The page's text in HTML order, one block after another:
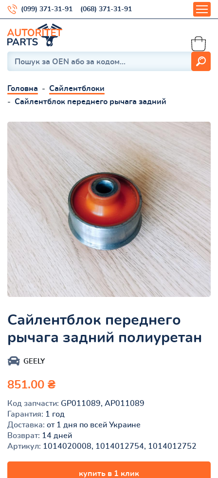
(099) 371-31-91 (068) 371-31-91
Головна
Сайлентблоки
Сайлентблок переднего рычага задний
Сайлентблок переднего
рычага задний полиуретан
GEELY
851.00 ₴
Код запчасти: GP011089, AP011089
Гарантия: 1 год
Доставка: от 1 дня по всей Украине
Возврат: 14 дней
Артикул: 1014020008, 1014012754, 1014012752
купить в 1 клик